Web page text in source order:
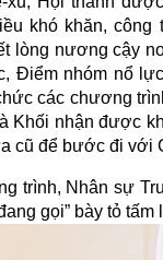
khó khăn,
lòng nương cậy
Điểm nhóm nổ
các chương
Khối nhận được
cũ để bước đi với
trình, Nhân sự
gọi” bày tỏ